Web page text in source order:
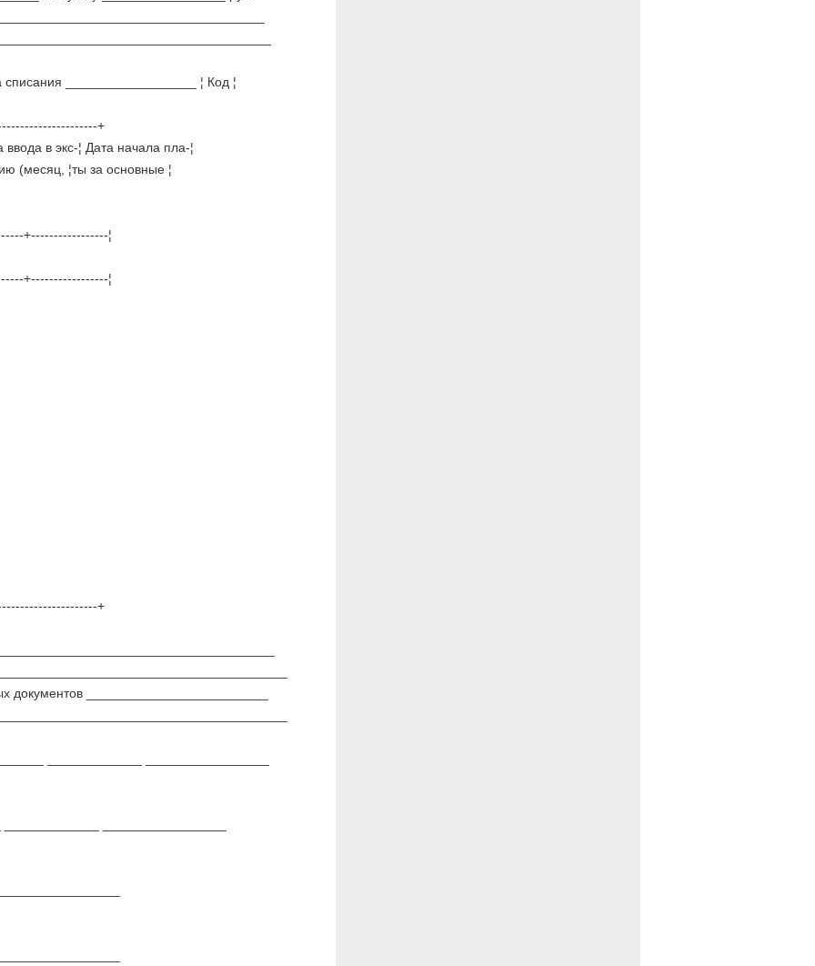
__________________ ¦ Код ¦
+
в экс-¦ Дата начала пла-¦
(месяц, ¦ты за основные ¦
+-----------------¦
+-----------------¦
+
документов _________________________
_____________ _________________
_________________